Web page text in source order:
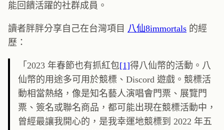
能回饋活躍的社群成員。
讀者胖胖分享自己在台灣項目 八仙8immortals 的經
歷：
「2023 年春節也有抓紅包[1]得八仙幣的活動。八
仙幣的用途多可用於競標、Discord 遊戲。競標活
動相當熱絡，像是知名藝人演唱會門票、展覽門
票、簽名或聯名商品，都可能出現在競標活動中，
曾經最讓我開心的，是我幸運地競標到 2022 年五